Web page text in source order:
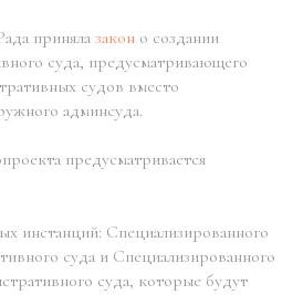
принялазакон о создании
суда, предусматривающего
судов вместо
админсуда.
предусматривается
инстанций: Специализированного
суда и Специализированного
суда, которые будут